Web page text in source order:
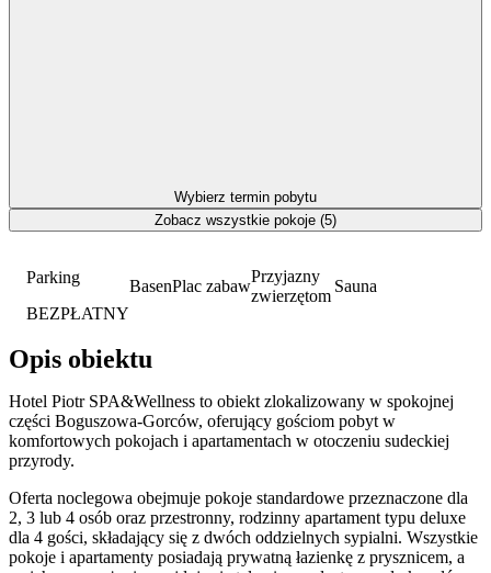
Parking
BEZPŁATNY
BasenPlac zabaw
Przyjazny
zwierzętom
Sauna
Opis obiektu
Hotel Piotr SPA&Wellness to obiekt zlokalizowany w spokojnej
części Boguszowa-Gorców, oferujący gościom pobyt w
komfortowych pokojach i apartamentach w otoczeniu sudeckiej
przyrody.
Oferta noclegowa obejmuje pokoje standardowe przeznaczone dla
2, 3 lub 4 osób oraz przestronny, rodzinny apartament typu deluxe
dla 4 gości, składający się z dwóch oddzielnych sypialni. Wszystkie
pokoje i apartamenty posiadają prywatną łazienkę z prysznicem, a
Wybierz termin pobytu
Zobacz wszystkie pokoje (5)